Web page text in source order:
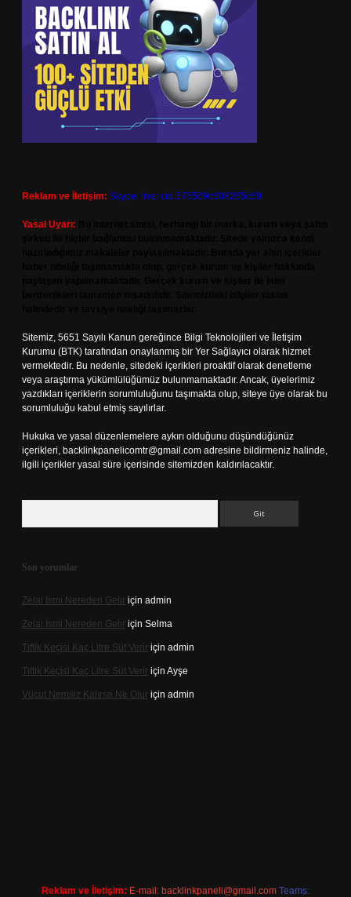
Reklam ve İletişim: Skype: live:.cid.575569c608265c69
Yasal Uyarı:
Sitemiz, 5651 Sayılı Kanun gereğince Bilgi Teknolojileri ve İletişim
Kurumu (BTK) tarafından onaylanmış bir Yer Sağlayıcı olarak hizmet
vermektedir. Bu nedenle, sitedeki içerikleri proaktif olarak denetleme
veya araştırma yükümlülüğümüz bulunmamaktadır. Ancak, üyelerimiz
yazdıkları içeriklerin sorumluluğunu taşımakta olup, siteye üye olarak bu
sorumluluğu kabul etmiş sayılırlar.
Hukuka ve yasal düzenlemelere aykırı olduğunu düşündüğünüz
içerikleri, backlinkpanelicomtr@gmail.com adresine bildirmeniz halinde,
ilgili içerikler yasal süre içerisinde sitemizden kaldırılacaktır.
Son yorumlar
Zelal Ismi Nereden Gelir için admin
Zelal Ismi Nereden Gelir için Selma
Tiftik Keçisi Kaç Litre Süt Verir için admin
Tiftik Keçisi Kaç Litre Süt Verir için Ayşe
Vücut Nemsiz Kalırsa Ne Olur için admin
Reklam ve İletişim: E-mail: backlinkpaneli@gmail.com Teams: